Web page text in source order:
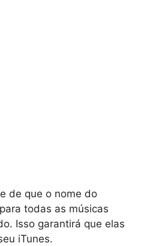
de que o nome do
todas as músicas
Isso garantirá que elas
iTunes.